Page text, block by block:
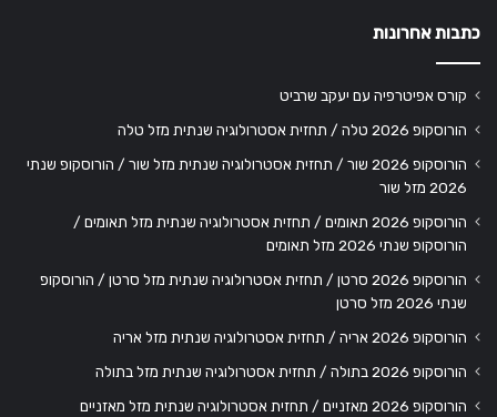
כתבות אחרונות
קורס אפיטרפיה עם יעקב שרביט
הורוסקופ 2026 טלה / תחזית אסטרולוגיה שנתית מזל טלה
הורוסקופ 2026 שור / תחזית אסטרולוגיה שנתית מזל שור / הורוסקופ שנתי
2026 מזל שור
הורוסקופ 2026 תאומים / תחזית אסטרולוגיה שנתית מזל תאומים /
הורוסקופ שנתי 2026 מזל תאומים
הורוסקופ 2026 סרטן / תחזית אסטרולוגיה שנתית מזל סרטן / הורוסקופ
שנתי 2026 מזל סרטן
הורוסקופ 2026 אריה / תחזית אסטרולוגיה שנתית מזל אריה
הורוסקופ 2026 בתולה / תחזית אסטרולוגיה שנתית מזל בתולה
הורוסקופ 2026 מאזניים / תחזית אסטרולוגיה שנתית מזל מאזניים